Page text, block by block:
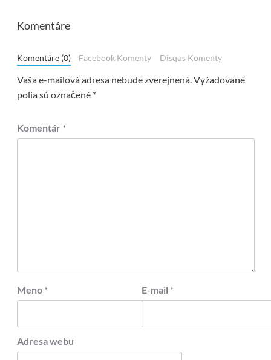
Komentáre
Komentáre (0) Facebook Komenty Disqus Komenty
Vaša e-mailová adresa nebude zverejnená.Vyžadované
polia sú označené *
Komentár *
Meno * E-mail *
Adresa webu